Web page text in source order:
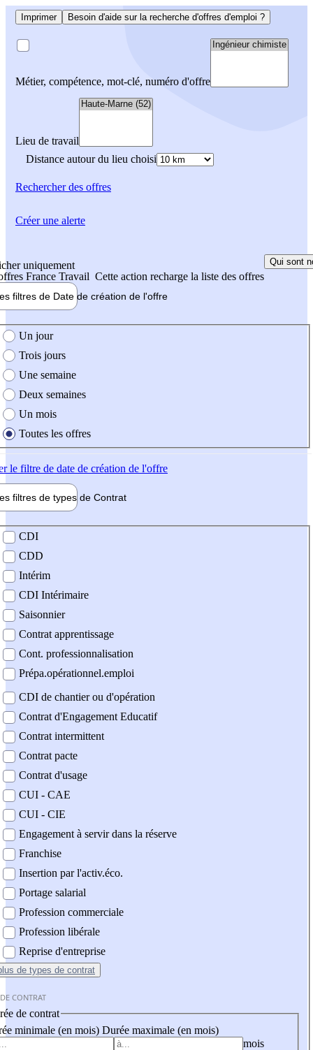
Imprimer Besoin d'aide sur la recherche d'offres d'emploi ?
Métier, compétence, mot-clé, numéro d'offre
Lieu de travail
Distance autour du lieu choisi
Rechercherdes offres
uniquement
France Travail Cette action recharge la liste des offres
Qui sont
filtres de Date de création de l'offre
création de l'offre
Un jour
Trois jours
Une semaine
Deux semaines
Un mois
Toutes les offres
le filtre de date de création de l'offre
filtres de types de Contrat
contrat
CDI
CDD
Intérim
CDI Intérimaire
Saisonnier
Contrat apprentissage
Cont. professionnalisation
Prépa.opérationnel.emploi
CDI de chantier ou d'opération
Contrat d'Engagement Educatif
Contrat intermittent
Contrat pacte
Contrat d'usage
CUI - CAE
CUI - CIE
Engagement à servir dans la réserve
Franchise
Insertion par l'activ.éco.
Portage salarial
Profession commerciale
Profession libérale
Reprise d'entreprise
de types de contrat
CONTRAT
de contrat
minimale (en mois) Durée maximale (en mois)
mois
Créer une alerte